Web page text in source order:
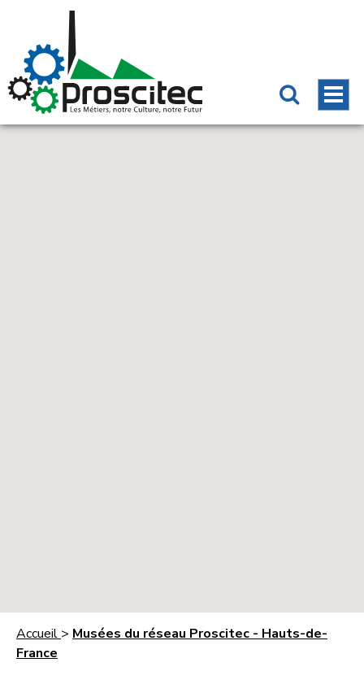
Accueil > Musées du réseau Proscitec - Hauts-de-
France